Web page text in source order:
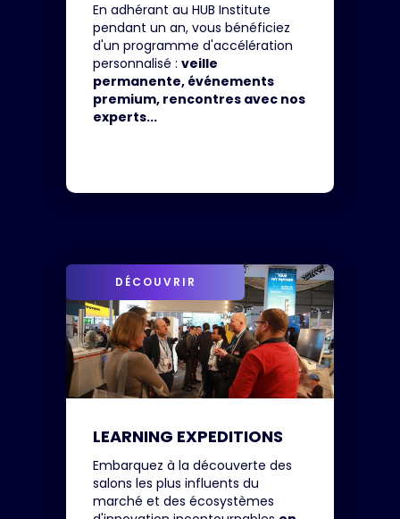
En adhérant au HUB Institute
pendant un an, vous bénéficiez
d'un programme d'accélération
personnalisé : veille
permanente, événements
premium, rencontres avec nos
experts...
DÉCOUVRIR
LEARNING EXPEDITIONS
Embarquez à la découverte des
salons les plus influents du
marché et des écosystèmes